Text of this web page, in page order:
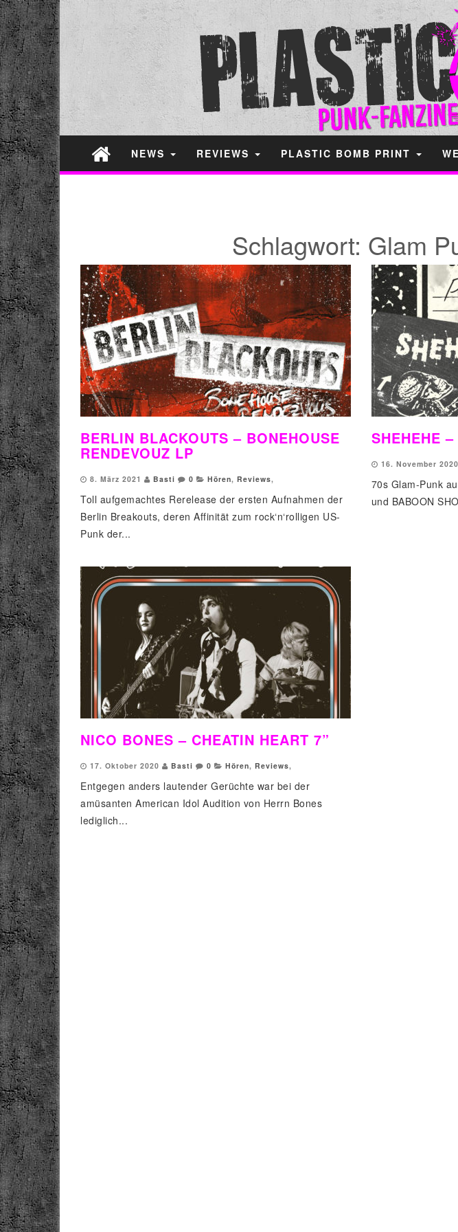
NEWS REVIEWS PLASTIC BOMB PRINT
Schlagwort: Glam
BERLIN BLACKOUTS – BONEHOUSE
RENDEVOUZ LP
8. März 2021 Basti 0 Hören, Reviews,
Toll aufgemachtes Rerelease der ersten Aufnahmen der
Berlin Breakouts, deren Affinität zum rock‘n‘rolligen US-
Punk der...
SHEHEHE
16. November 2020
70s Glam-Punk
und BABOON
NICO BONES – CHEATIN HEART 7”
17. Oktober 2020 Basti 0 Hören, Reviews,
Entgegen anders lautender Gerüchte war bei der
amüsanten American Idol Audition von Herrn Bones
lediglich...